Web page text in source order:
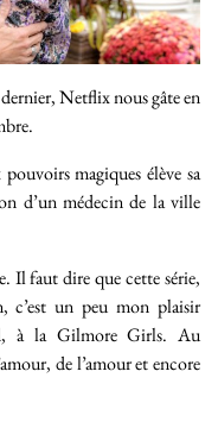
Netflix nous gâte en
magiques élève sa
d’un médecin de la ville
Il faut dire que cette série,
c’est un peu mon plaisir
à la Gilmore Girls. Au
de l’amour et encore